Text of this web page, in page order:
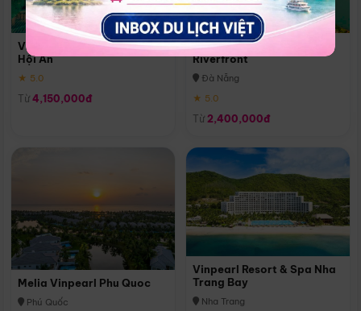
Vinpearl Resort & Golf Nam
Hội An
★ 5.0
Từ 4,150,000đ
Melia Vinpearl Danang
Riverfront
Đà Nẵng
★ 5.0
Từ 2,400,000đ
Melia Vinpearl Phu Quoc
Phú Quốc
Vinpearl Resort & Spa Nha
Trang Bay
Nha Trang